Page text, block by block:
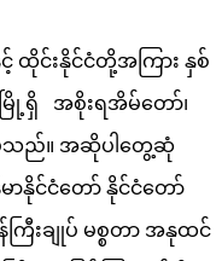
ထိုင်းနိုင်ငံတို့အကြား နှစ်
ရှိ အစိုးရအိမ်တော်၊
လုပ်သည်။ အဆိုပါတွေ့ဆုံ
ာနိုင်ငံတော် နိုင်ငံတော်
ကြီးချုပ် မစ္စတာ အနုထင်